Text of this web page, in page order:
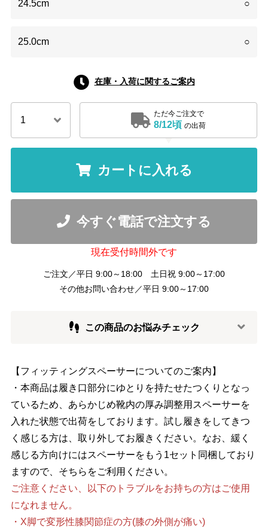
24.5cm ○
25.0cm ○
在庫・入荷に関するご案内
ただ今ご注文で
8/12頃 の出荷
カートに入れる
今すぐ電話で注文する
現在受付時間外です
ご注文／平日 9:00～18:00 土日祝 9:00～17:00
その他お問い合わせ／平日 9:00～17:00
この商品のお悩みチェック
【フィッティングスペーサーについてのご案内】
・本商品は履き口部分にゆとりを持たせたつくりとなっ
ているため、あらかじめ靴内の厚み調整用スペーサーを
入れた状態で出荷をしております。試し履きをしてきつ
く感じる方は、取り外してお履きください。なお、緩く
感じる方向けにはスペーサーをもう1セット同梱しており
ますので、そちらをご利用ください。
ご注意ください、以下のトラブルをお持ちの方はご使用
になれません。
・X脚で変形性膝関節症の方(膝の外側が痛い)